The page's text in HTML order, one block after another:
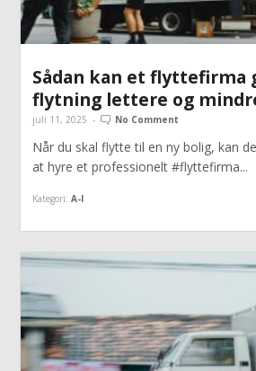
Sådan kan et flyttefirma
flytning lettere og
juli 11, 2025 - No Comment
Når du skal flytte til en ny bolig, kan
at hyre et professionelt #flyttefirma...
Kategori: A-I